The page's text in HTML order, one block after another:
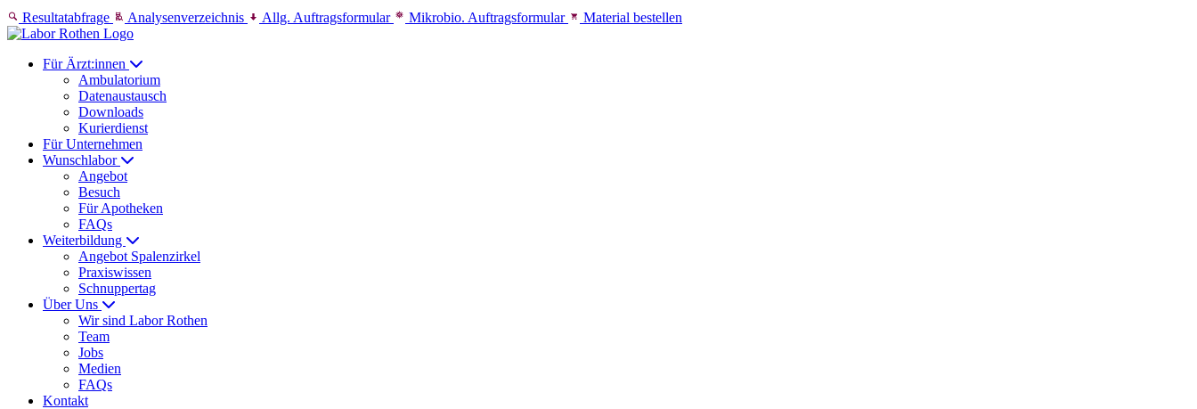
Skip to content
Resultatabfrage Analysenverzeichnis Allg. Auftragsformular Mikrobio. Auftragsformular Material bestellen
Für Ärzt:innen
Ambulatorium
Datenaustausch
Downloads
Kurierdienst
Für Unternehmen
Wunschlabor
Angebot
Besuch
Für Apotheken
FAQs
Weiterbildung
Angebot Spalenzirkel
Praxiswissen
Schnuppertag
Über Uns
Wir sind Labor Rothen
Team
Jobs
Medien
FAQs
Kontakt